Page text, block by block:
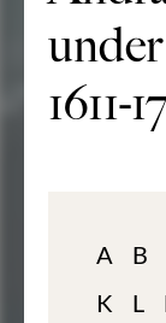
1611-
A B
K
L